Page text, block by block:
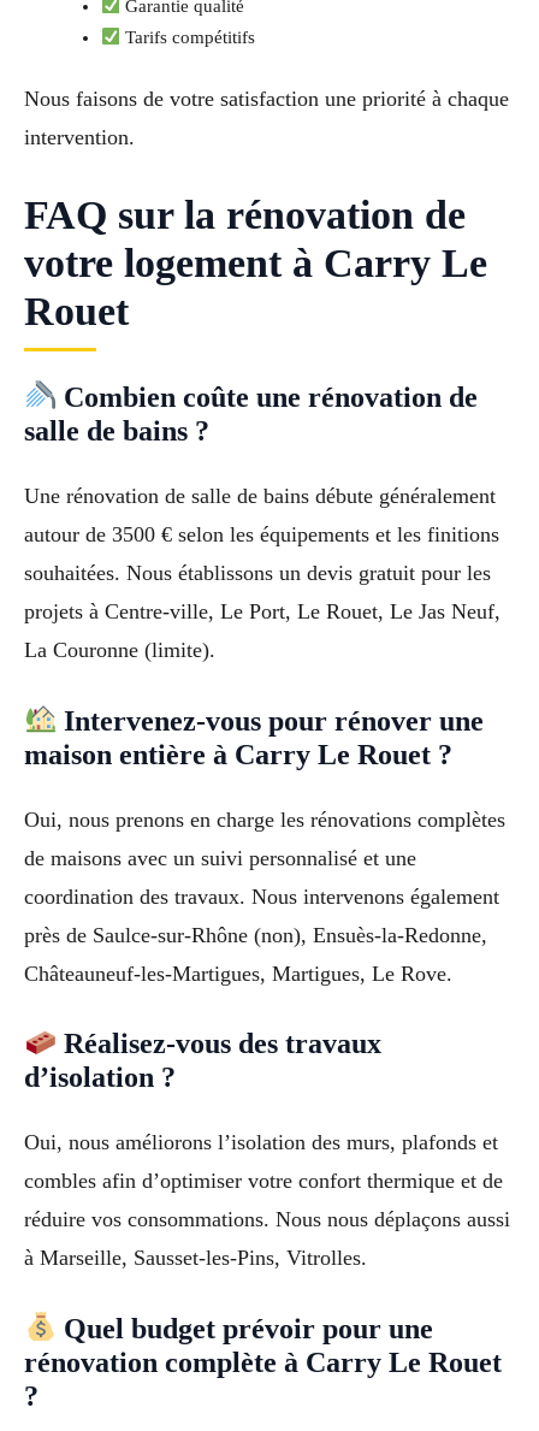
Garantie qualité
Tarifs compétitifs
Nous faisons de votre satisfaction une priorité à chaque
intervention.
FAQ sur la rénovation de
votre logement à Carry Le
Rouet
Combien coûte une rénovation de
salle de bains ?
Une rénovation de salle de bains débute généralement
autour de 3500 € selon les équipements et les finitions
souhaitées. Nous établissons un devis gratuit pour les
projets à Centre-ville, Le Port, Le Rouet, Le Jas Neuf,
La Couronne (limite).
Intervenez-vous pour rénover une
maison entière à Carry Le Rouet ?
Oui, nous prenons en charge les rénovations complètes
de maisons avec un suivi personnalisé et une
coordination des travaux. Nous intervenons également
près de Saulce-sur-Rhône (non), Ensuès-la-Redonne,
Châteauneuf-les-Martigues, Martigues, Le Rove.
Réalisez-vous des travaux
d’isolation ?
Oui, nous améliorons l’isolation des murs, plafonds et
combles afin d’optimiser votre confort thermique et de
réduire vos consommations. Nous nous déplaçons aussi
à Marseille, Sausset-les-Pins, Vitrolles.
Quel budget prévoir pour une
rénovation complète à Carry Le Rouet
?